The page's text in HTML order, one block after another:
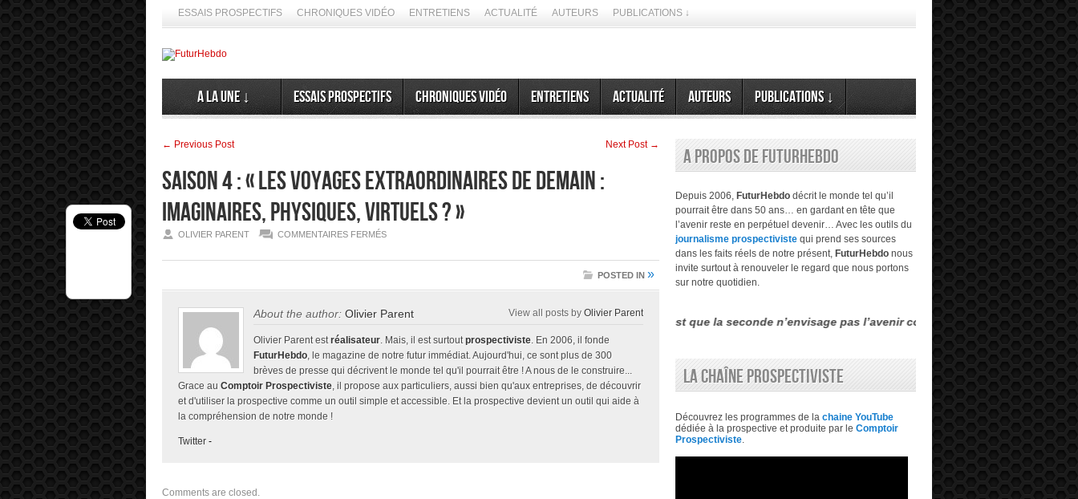
ESSAIS PROSPECTIFS CHRONIQUES VIDÉO ENTRETIENS ACTUALITÉ AUTEURS PUBLICATIONS ↓
A la Une ↓ Essais prospectifs Chroniques vidéo Entretiens Actualité Auteurs Publications ↓
← Previous Post Next Post →
Saison 4 : « Les voyages extraordinaires de demain :
imaginaires, physiques, virtuels ? »
OLIVIER PARENT COMMENTAIRES FERMÉSSUR
:
VOYAGES
DE
DEMAIN
IMAGINAIRES,
PHYSIQUES,
VIRTUELS
?
»
POSTED IN »
About the author: Olivier Parent View all posts by Olivier Parent
Olivier Parent estréalisateur. Mais, il est surtoutprospectiviste. En 2006, il fonde
FuturHebdo, le magazine de notre futur immédiat. Aujourd'hui, ce sont plus de 300
brèves de presse qui décrivent le monde tel qu'il pourrait être ! A nous de le construire...
Grace au Comptoir Prospectiviste, il propose aux particuliers, aussi bien qu'aux entreprises, de découvrir
et d'utiliser la prospective comme un outil simple et accessible. Et la prospective devient un outil qui aide à
la compréhension de notre monde !
Twitter -
Comments are closed.
A propos de FuturHebdo
Depuis 2006, FuturHebdo décrit le monde tel qu’il
pourrait être dans 50 ans… en gardant en tête que
l’avenir reste en perpétuel devenir… Avec les outils du
journalisme prospectiviste qui prend ses sources
dans les faits réels de notre présent, FuturHebdo nous
invite surtout à renouveler le regard que nous portons
sur notre quotidien.
spéculer ses émergences. Alors, ne nous en privons pas ➦ La différence entre le futurisme et la prospective est que la seconde n’envisage pas l’avenir comme étant évident,
LA CHAÎNE PROSPECTIVISTE
Découvrez les programmes de la chaine YouTube
dédiée à la prospective et produite par le Comptoir
Prospectiviste.